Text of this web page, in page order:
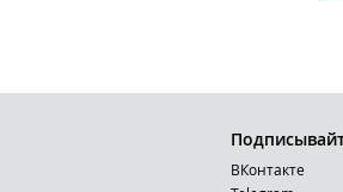
ВКонтакте